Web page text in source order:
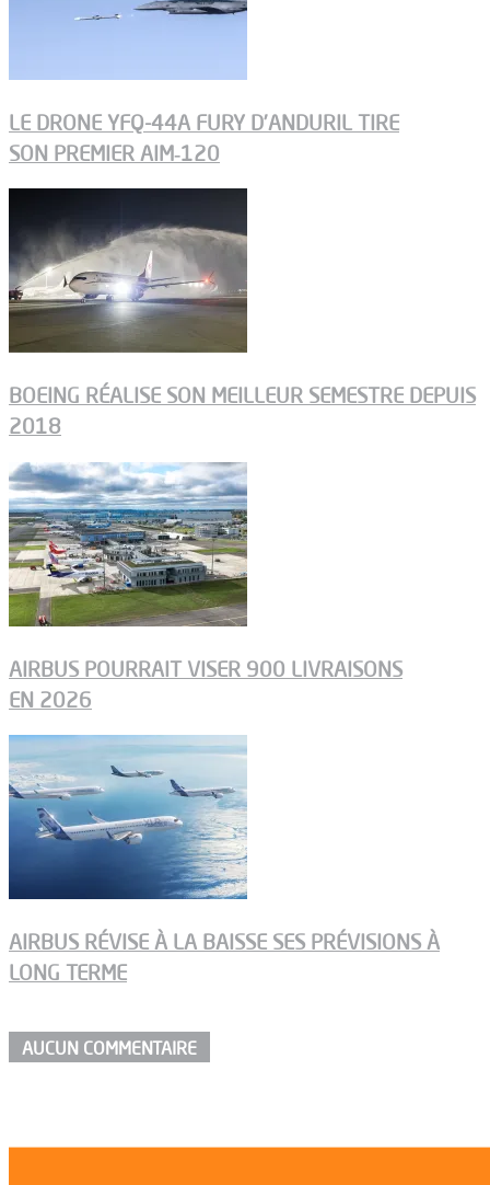
LE DRONE YFQ-44A FURY D’ANDURIL TIRE
SON PREMIER AIM‑120
BOEING RÉALISE SON MEILLEUR SEMESTRE DEPUIS
2018
AIRBUS POURRAIT VISER 900 LIVRAISONS
EN 2026
AIRBUS RÉVISE À LA BAISSE SES PRÉVISIONS À
LONG TERME
AUCUN COMMENTAIRE